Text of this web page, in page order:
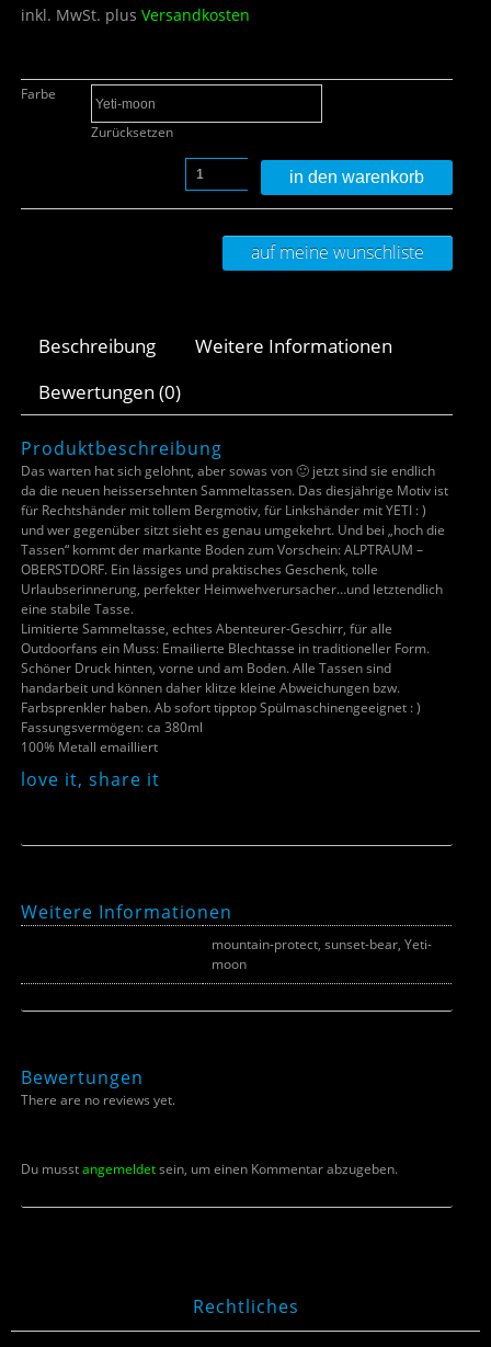
inkl. MwSt. plus Versandkosten
Farbe
Zurücksetzen
in den warenkorb
auf meine wunschliste
Beschreibung
Weitere Informationen
Bewertungen (0)
Produktbeschreibung
Das warten hat sich gelohnt, aber sowas von 🙂 jetzt sind sie endlich
da die neuen heissersehnten Sammeltassen. Das diesjährige Motiv ist
für Rechtshänder mit tollem Bergmotiv, für Linkshänder mit YETI : )
und wer gegenüber sitzt sieht es genau umgekehrt. Und bei „hoch die
Tassen“ kommt der markante Boden zum Vorschein: ALPTRAUM –
OBERSTDORF. Ein lässiges und praktisches Geschenk, tolle
Urlaubserinnerung, perfekter Heimwehverursacher…und letztendlich
eine stabile Tasse.
Limitierte Sammeltasse, echtes Abenteurer-Geschirr, für alle
Outdoorfans ein Muss: Emailierte Blechtasse in traditioneller Form.
Schöner Druck hinten, vorne und am Boden. Alle Tassen sind
handarbeit und können daher klitze kleine Abweichungen bzw.
Farbsprenkler haben. Ab sofort tipptop Spülmaschinengeeignet : )
Fassungsvermögen: ca 380ml
100% Metall emailliert
love it, share it
Weitere Informationen
mountain-protect, sunset-bear, Yeti-
moon
Bewertungen
There are no reviews yet.
Du musstangemeldetsein, um einen Kommentar abzugeben.
Rechtliches